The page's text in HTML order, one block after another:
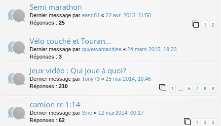
Semi marathon
Dernier message par easc81 « 22 avr. 2015, 11:50
Réponses : 25 1 2
Vélo couché et Touran...
Dernier message par guyetsamachine « 24 mars 2015, 19:23
Réponses : 3
Jeux vidéo : Qui joue à quoi?
Dernier message par Tony73 « 25 mai 2014, 10:46
Réponses : 210 1 6 7 8 9
camion rc 1:14
Dernier message par Sine « 12 mai 2014, 00:17
Réponses : 62 1 2 3